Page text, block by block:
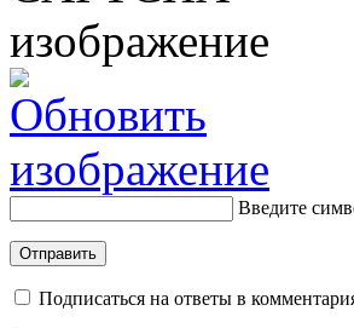
Введите
Подписаться на ответы в